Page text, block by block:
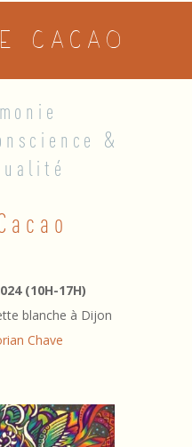
Cacao
&
(10H-17H)
blanche à Dijon
Chave